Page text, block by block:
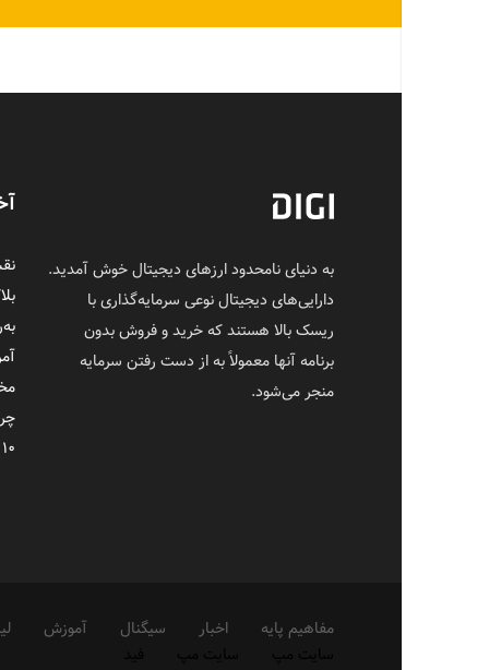
به دنیای نامحدود ارزهای دیجیتال خوش آمدید.
دارایی‌های دیجیتال نوعی سرمایه‌گذاری با
ریسک بالا هستند که خرید و فروش بدون
برنامه آنها معمولاً به از دست رفتن سرمایه
منجر می‌شود.
۱۰ نقل‌قول ماندگار از ساتوشی ناکاموتو
مفاهیم پایه اخبار سیگنال آموزش